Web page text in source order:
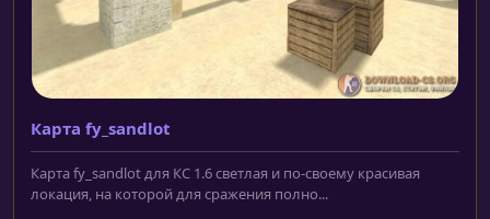
Карта fy_sandlot
Карта fy_sandlot для КС 1.6 светлая и по-своему красивая
локация, на которой для сражения полно...